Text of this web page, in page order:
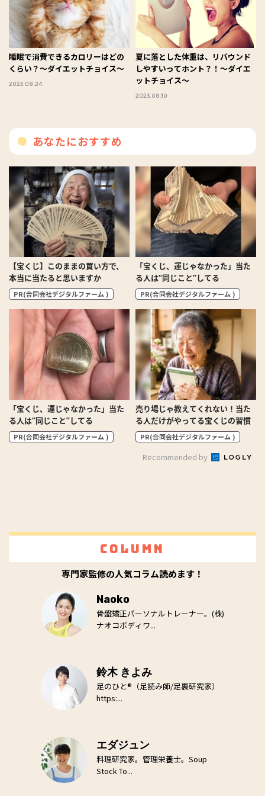
睡眠で消費できるカロリーはどの
くらい？～ダイエットチョイス～
2023.08.24
夏に落とした体重は、リバウンド
しやすいってホント？！～ダイエ
ットチョイス～
2023.08.10
あなたにおすすめ
【宝くじ】このままの買い方で、
本当に当たると思いますか
PR(合同会社デジタルファーム )
「宝くじ、運じゃなかった」当た
る人は“同じこと”してる
PR(合同会社デジタルファーム )
「宝くじ、運じゃなかった」当た
る人は“同じこと”してる
PR(合同会社デジタルファーム )
売り場じゃ教えてくれない！当た
る人だけがやってる宝くじの習慣
PR(合同会社デジタルファーム )
Recommended by
Column
専門家監修の人気コラム読めます！
Naoko
骨盤矯正パーソナルトレーナー。(株)
ナオコボディワ...
鈴木 きよみ
足のひと®（足読み師/足裏研究家）
https:...
エダジュン
料理研究家。管理栄養士。Soup
Stock To...